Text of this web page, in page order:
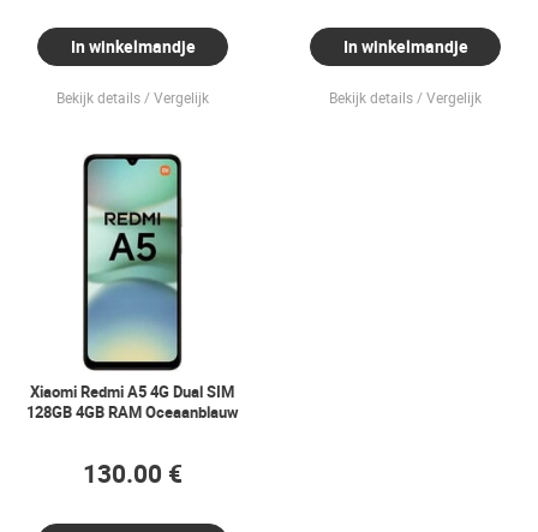
In winkelmandje
Bekijk details Vergelijk
In winkelmandje
Bekijk details Vergelijk
Xiaomi Redmi A5 4G Dual SIM
128GB 4GB RAM Oceaanblauw
130.00 €